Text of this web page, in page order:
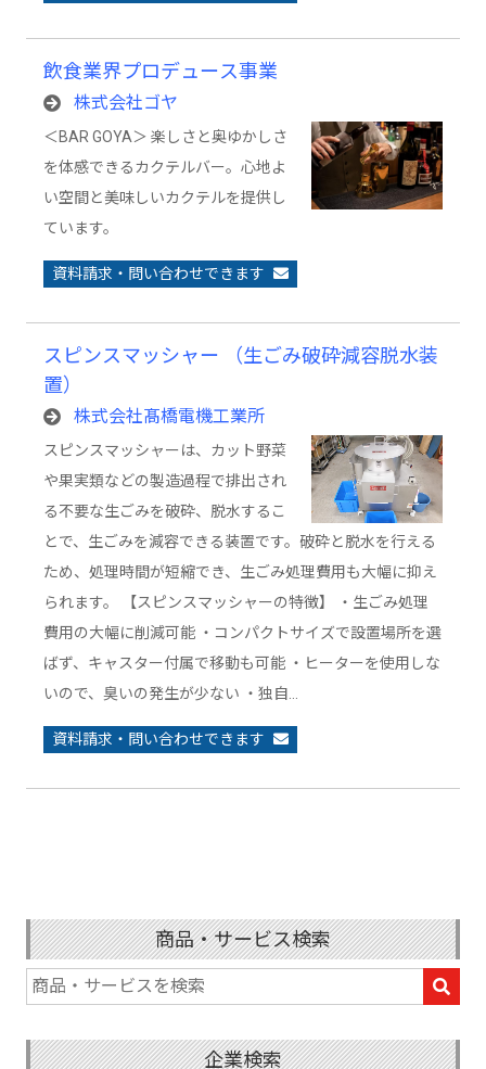
飲食業界プロデュース事業
株式会社ゴヤ
＜BAR GOYA＞ 楽しさと奥ゆかしさ
を体感できるカクテルバー。心地よ
い空間と美味しいカクテルを提供し
ています。
資料請求・問い合わせできます
スピンスマッシャー （生ごみ破砕減容脱水装
置）
株式会社髙橋電機工業所
スピンスマッシャーは、カット野菜
や果実類などの製造過程で排出され
る不要な生ごみを破砕、脱水するこ
とで、生ごみを減容できる装置です。破砕と脱水を行える
ため、処理時間が短縮でき、生ごみ処理費用も大幅に抑え
られます。 【スピンスマッシャーの特徴】 ・生ごみ処理
費用の大幅に削減可能 ・コンパクトサイズで設置場所を選
ばず、キャスター付属で移動も可能 ・ヒーターを使用しな
いので、臭いの発生が少ない ・独自…
資料請求・問い合わせできます
商品・サービス検索
企業検索